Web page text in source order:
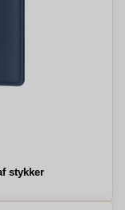
stykker